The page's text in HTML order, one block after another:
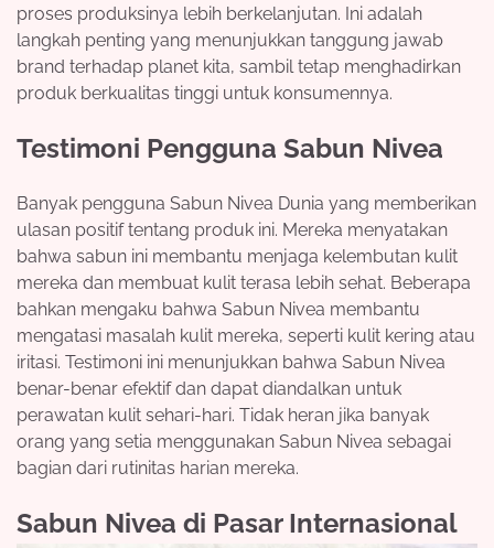
proses produksinya lebih berkelanjutan. Ini adalah
langkah penting yang menunjukkan tanggung jawab
brand terhadap planet kita, sambil tetap menghadirkan
produk berkualitas tinggi untuk konsumennya.
Testimoni Pengguna Sabun Nivea
Banyak pengguna Sabun Nivea Dunia yang memberikan
ulasan positif tentang produk ini. Mereka menyatakan
bahwa sabun ini membantu menjaga kelembutan kulit
mereka dan membuat kulit terasa lebih sehat. Beberapa
bahkan mengaku bahwa Sabun Nivea membantu
mengatasi masalah kulit mereka, seperti kulit kering atau
iritasi. Testimoni ini menunjukkan bahwa Sabun Nivea
benar-benar efektif dan dapat diandalkan untuk
perawatan kulit sehari-hari. Tidak heran jika banyak
orang yang setia menggunakan Sabun Nivea sebagai
bagian dari rutinitas harian mereka.
Sabun Nivea di Pasar Internasional